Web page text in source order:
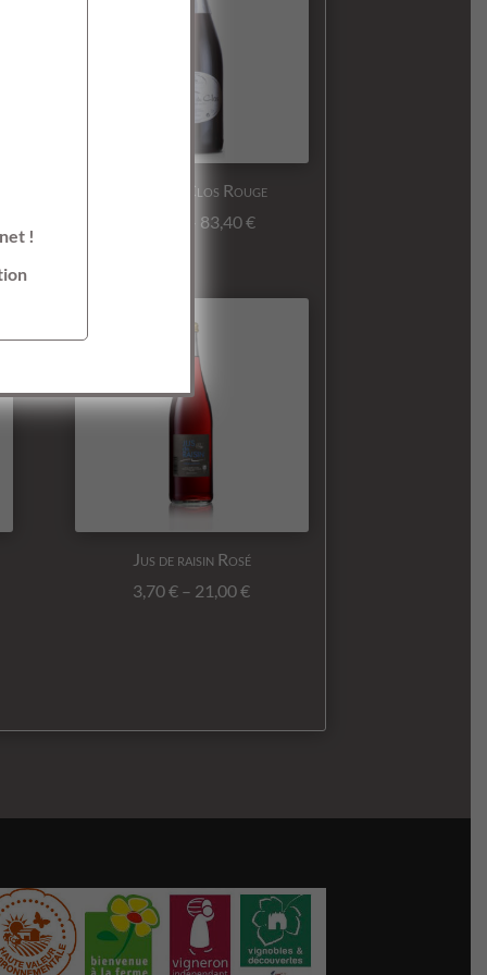
Délice du Clos Rouge
83,40€
Jus de raisin Rosé
3,70€ – 21,00€
!